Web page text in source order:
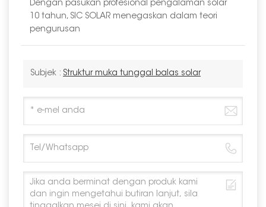
Dengan pasukan profesional pengalaman solar
10 tahun, SIC SOLAR menegaskan dalam teori
pengurusan
Subjek : Struktur muka tunggal balas solar